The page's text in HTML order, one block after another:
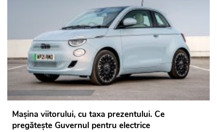
Mașina viitorului, cu taxa prezentului. Ce
pregătește Guvernul pentru electrice